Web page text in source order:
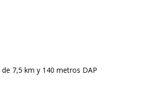
de 7,5 km y 140 metros DAP